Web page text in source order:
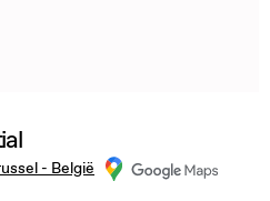
- België